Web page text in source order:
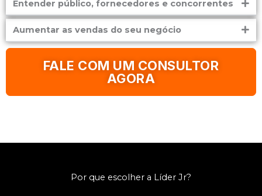
Entender público, fornecedores e concorrentes
Aumentar as vendas do seu negócio
FALE COM UM CONSULTOR
AGORA
Por que escolher a Líder Jr?